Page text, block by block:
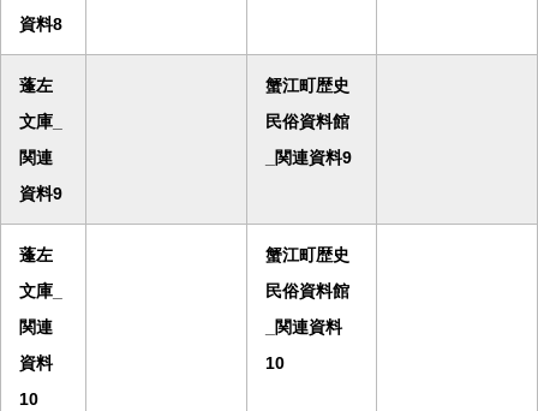
資料8
蓬左
文庫_
関連
資料9
蟹江町歴史
民俗資料館
_関連資料9
蓬左
文庫_
関連
資料
10
蟹江町歴史
民俗資料館
_関連資料
10